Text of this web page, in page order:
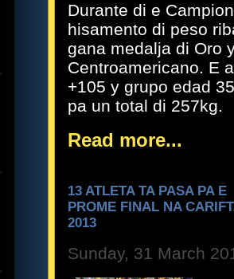
Durante di e
hisamento di peso
gana medalja di Oro
Centroamericano. E
+105 y grupo edad
pa un total di 257kg.
Read more...
13 ATLETA TA PASA PA E
PROME FINAL NA
2013
Sunday, 31 March